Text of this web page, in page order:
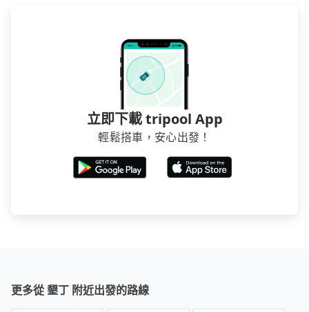
立即下載 tripool App
輕鬆搭車，安心出發！
更多從 墾丁 附近出發的路線